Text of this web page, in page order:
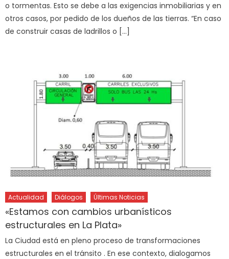
o tormentas. Esto se debe a las exigencias inmobiliarias y en
otros casos, por pedido de los dueños de las tierras. “En caso
de construir casas de ladrillos o […]
Actualidad Diálogos Últimas Noticias
«Estamos con cambios urbanísticos
estructurales en La Plata»
La Ciudad está en pleno proceso de transformaciones
estructurales en el tránsito . En ese contexto, dialogamos